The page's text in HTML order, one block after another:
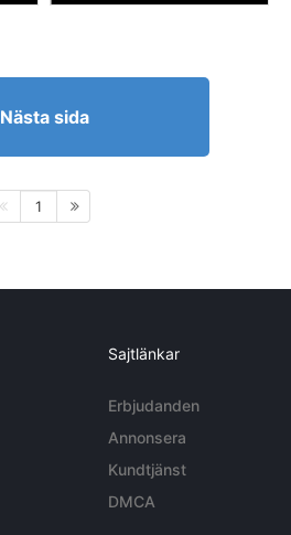
Nästa sida
1
Sajtlänkar
Erbjudanden
Annonsera
Kundtjänst
DMCA